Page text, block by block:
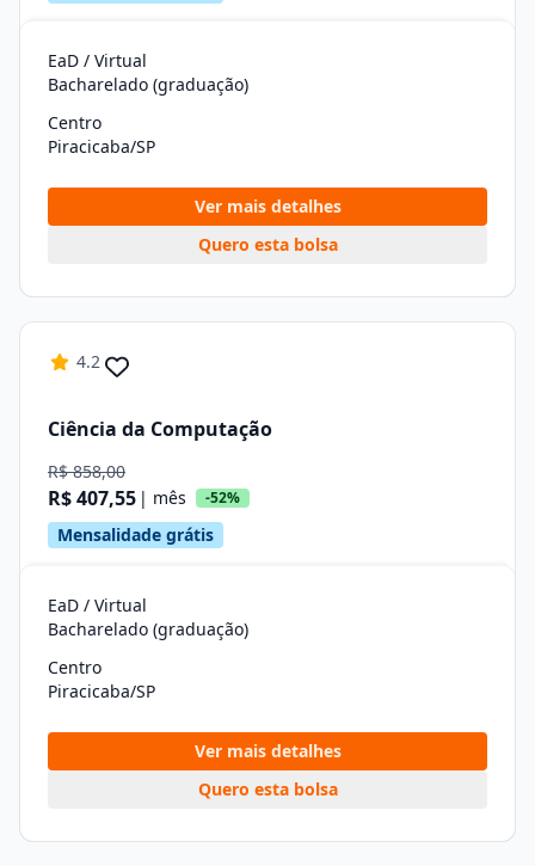
EaD / Virtual
Bacharelado (graduação)
Centro
Piracicaba/SP
Ver mais detalhes
Quero esta bolsa
4.2
Ciência da Computação
R$ 858,00
R$ 407,55 | mês -52%
Mensalidade grátis
EaD / Virtual
Bacharelado (graduação)
Centro
Piracicaba/SP
Ver mais detalhes
Quero esta bolsa